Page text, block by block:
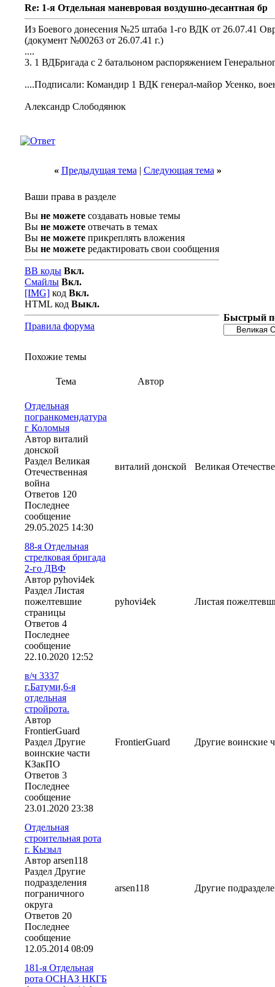
Re: 1-я Отдельная маневровая воздушно-десантная бр
Из Боевого донесения №25 штаба 1-го ВДК от 26.07.41
(документ №00263 от 26.07.41 г.)
....
3. 1 ВДБригада с 2 батальоном распоряжением
....Подписали: Командир 1 ВДК генерал-майор Усенко,
Александр Слободянюк
« Предыдущая тема | Следующая тема »
Ваши права в разделе
Вы не можете создавать новые темы
Вы не можете отвечать в темах
Вы не можете прикреплять вложения
Вы не можете редактировать свои сообщения
BB коды Вкл.
Смайлы Вкл.
[IMG] код Вкл.
HTML код Выкл.
Правила форума
Быстрый
Похожие темы
Тема Автор
Отдельная
погранкомендатура
г Коломыя
Автор виталий
донской
Раздел Великая
Отечественная
война
Ответов 120
Последнее
сообщение
29.05.2025 14:30
виталий донской Великая
88-я Отдельная
стрелковая бригада
2-го ДВФ
Автор pyhovi4ek
Раздел Листая
пожелтевшие
страницы
Ответов 4
Последнее
сообщение
22.10.2020 12:52
pyhovi4ek Листая
в/ч 3337
г.Батуми,6-я
отдельная
стройрота.
Автор
FrontierGuard
Раздел Другие
воинские части
КЗакПО
Ответов 3
Последнее
сообщение
23.01.2020 23:38
FrontierGuard Другие воинские
Отдельная
строительная рота
г. Кызыл
Автор arsen118
Раздел Другие
подразделения
пограничного
округа
Ответов 20
Последнее
сообщение
12.05.2014 08:09
arsen118 Другие
181-я Отдельная
рота ОСНАЗ НКГБ